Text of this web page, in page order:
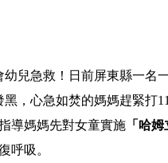
兒急救！日前屏東縣一名
，心急如焚的媽媽趕緊打
導媽媽先對女童實施 「哈
呼吸。